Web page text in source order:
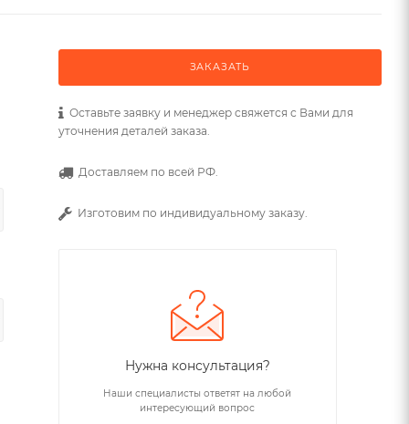
ЗАКАЗАТЬ
Оставьте заявку и менеджер свяжется с Вами для
уточнения деталей заказа.
Доставляем по всей РФ.
Изготовим по индивидуальному заказу.
Нужна консультация?
Наши специалисты ответят на любой
интересующий вопрос